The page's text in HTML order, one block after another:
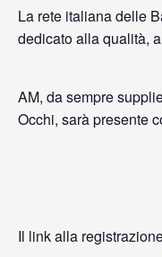
La rete italiana delle
dedicato alla qualità,
AM, da sempre
Occhi, sarà presente
Il link alla